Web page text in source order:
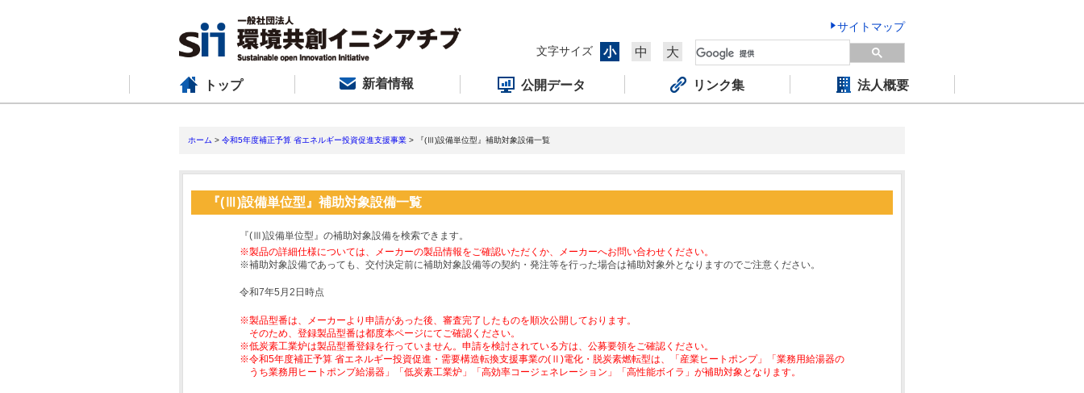
サイトマップ
文字サイズ
小 中 大
トップ 新着情報 公開データ リンク集 法人概要
ホーム > 令和5年度補正予算 省エネルギー投資促進支援事業 > 『(Ⅲ)設備単位型』補助対象設備一覧
『(Ⅲ)設備単位型』補助対象設備一覧
『(Ⅲ)設備単位型』の補助対象設備を検索できます。
※製品の詳細仕様については、メーカーの製品情報をご確認いただくか、メーカーへお問い合わせください。
※補助対象設備であっても、交付決定前に補助対象設備等の契約・発注等を行った場合は補助対象外となりますのでご注意ください。
令和7年5月2日時点
※製品型番は、メーカーより申請があった後、審査完了したものを順次公開しております。
そのため、登録製品型番は都度本ページにてご確認ください。
※低炭素工業炉は製品型番登録を行っていません。申請を検討されている方は、公募要領をご確認ください。
※令和5年度補正予算 省エネルギー投資促進・需要構造転換支援事業の(Ⅱ)電化・脱炭素燃転型は、「産業ヒートポンプ」「業務用給湯器の
うち業務用ヒートポンプ給湯器」「低炭素工業炉」「高効率コージェネレーション」「高性能ボイラ」が補助対象となります。